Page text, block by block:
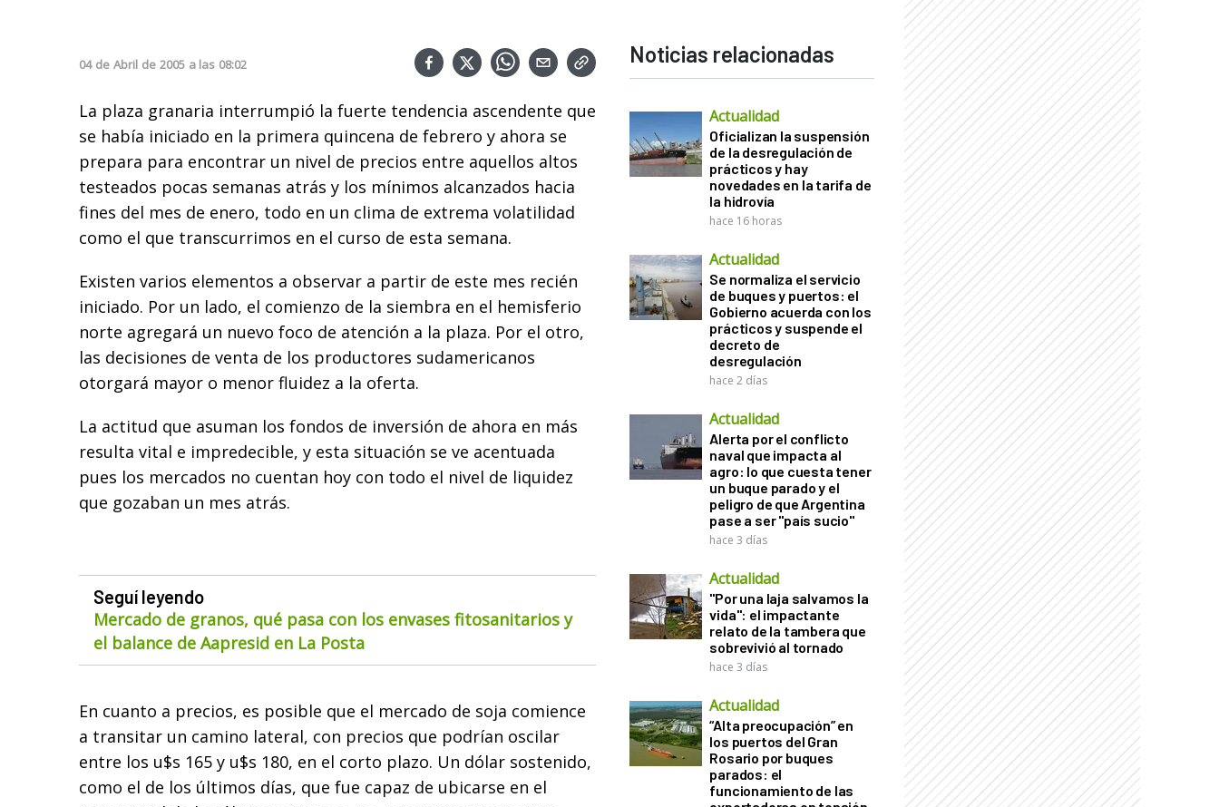
04 de Abril de 2005 a las 08:02
La plaza granaria interrumpió la fuerte tendencia ascendente que
se había iniciado en la primera quincena de febrero y ahora se
prepara para encontrar un nivel de precios entre aquellos altos
testeados pocas semanas atrás y los mínimos alcanzados hacia
fines del mes de enero, todo en un clima de extrema volatilidad
como el que transcurrimos en el curso de esta semana.
Existen varios elementos a observar a partir de este mes recién
iniciado. Por un lado, el comienzo de la siembra en el hemisferio
norte agregará un nuevo foco de atención a la plaza. Por el otro,
las decisiones de venta de los productores sudamericanos
otorgará mayor o menor fluidez a la oferta.
La actitud que asuman los fondos de inversión de ahora en más
resulta vital e impredecible, y esta situación se ve acentuada
pues los mercados no cuentan hoy con todo el nivel de liquidez
que gozaban un mes atrás.
Seguí leyendo
Mercado de granos, qué pasa con los envases fitosanitarios y
el balance de Aapresid en La Posta
En cuanto a precios, es posible que el mercado de soja comience
a transitar un camino lateral, con precios que podrían oscilar
entre los u$s 165 y u$s 180, en el corto plazo. Un dólar sostenido,
como el de los últimos días, que fue capaz de ubicarse en el
Noticias relacionadas
Actualidad
Oficializan la suspensión
de la desregulación de
prácticos y hay
novedades en la tarifa de
la hidrovía
hace 16 horas
Actualidad
Se normaliza el servicio
de buques y puertos: el
Gobierno acuerda con los
prácticos y suspende el
decreto de
desregulación
hace 2 días
Actualidad
Alerta por el conflicto
naval que impacta al
agro: lo que cuesta tener
un buque parado y el
peligro de que Argentina
pase a ser "país sucio"
hace 3 días
Actualidad
"Por una laja salvamos la
vida": el impactante
relato de la tambera que
sobrevivió al tornado
hace 3 días
Actualidad
“Alta preocupación” en
los puertos del Gran
Rosario por buques
parados: el
funcionamiento de las